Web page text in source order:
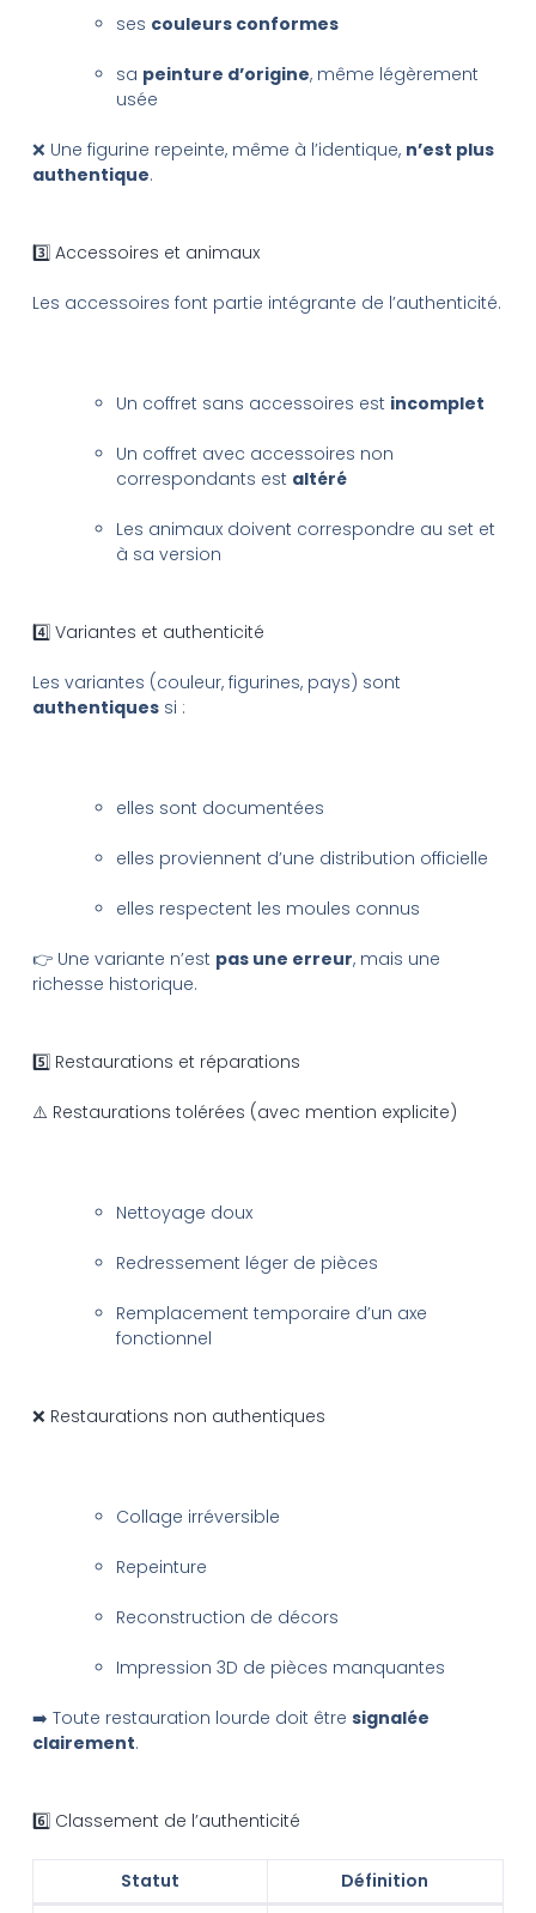
ses couleurs conformes
sa peinture d’origine, même légèrement
usée
❌ Une figurine repeinte, même à l’identique, n’est plus
authentique.
3️⃣ Accessoires et animaux
Les accessoires font partie intégrante de l’authenticité.
Un coffret sans accessoires est incomplet
Un coffret avec accessoires non
correspondants est altéré
Les animaux doivent correspondre au set et
à sa version
4️⃣ Variantes et authenticité
Les variantes (couleur, figurines, pays) sont
authentiquessi :
elles sont documentées
elles proviennent d’une distribution officielle
elles respectent les moules connus
👉 Une variante n’est pas une erreur, mais une
richesse historique.
5️⃣ Restaurations et réparations
⚠️ Restaurations tolérées (avec mention explicite)
Nettoyage doux
Redressement léger de pièces
Remplacement temporaire d’un axe
fonctionnel
❌ Restaurations non authentiques
Collage irréversible
Repeinture
Reconstruction de décors
Impression 3D de pièces manquantes
➡️ Toute restauration lourde doit être signalée
clairement.
6️⃣ Classement de l’authenticité
Statut
Définition